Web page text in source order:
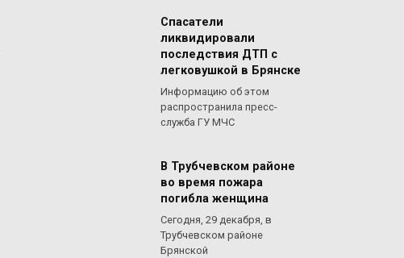
Спасатели
ликвидировали
последствия ДТП с
легковушкой в Брянске
Информацию об этом
распространила пресс-
служба ГУ МЧС
В Трубчевском районе
во время пожара
погибла женщина
Сегодня, 29 декабря, в
Трубчевском районе
Брянской